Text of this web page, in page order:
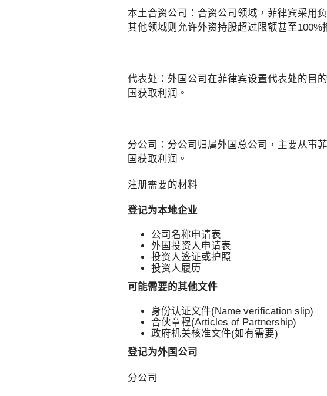
本土合资公司：合资公司领域，菲律宾采用
其他领域则允许外资持股超过限额甚至100%
代表处：外国公司在菲律宾设置代表处的目
国获取利润。
分公司：分公司归属外国总公司，主要从事
国获取利润。
注册需要的材料
登记为本地企业
公司名称申请
外国投资人申请表
投资人签证或护照
投资人履历
可能需要的其他文件
身份认证文件(Name verification slip)
合伙章程(Articles of Partnership)
政府机关核准文件(如有需要)
登记为外国公司
分公司